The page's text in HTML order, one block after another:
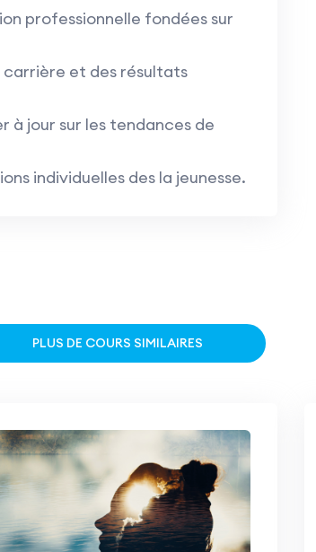
professionnelle fondées sur
et des résultats
jour sur les tendances de
individuelles des la jeunesse.
PLUS DE COURS SIMILAIRES